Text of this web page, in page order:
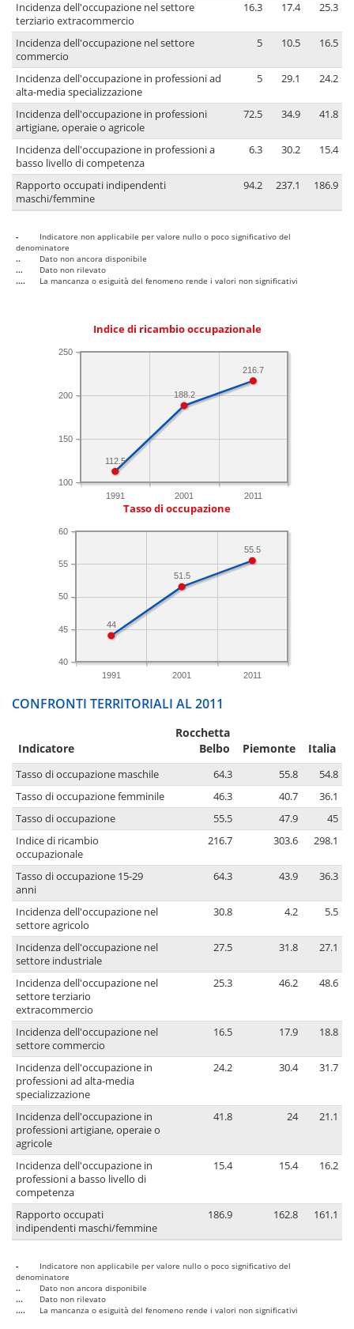
Incidenza dell'occupazione nel settore
terziario extracommercio
16.3 17.4 25.3
Incidenza dell'occupazione nel settore
commercio
5 10.5 16.5
Incidenza dell'occupazione in professioni ad
alta-media specializzazione
5 29.1 24.2
Incidenza dell'occupazione in professioni
artigiane, operaie o agricole
72.5 34.9 41.8
Incidenza dell'occupazione in professioni a
basso livello di competenza
6.3 30.2 15.4
Rapporto occupati indipendenti
maschi/femmine
94.2 237.1 186.9
-
Indicatore non applicabile per valore nullo o poco significativo del
denominatore
..
Dato non ancora disponibile
...
Dato non rilevato
....
La mancanza o esiguità del fenomeno rende i valori non significativi
Indice di ricambio occupazionale
1991 2001 2011
100
150
200
250
216.7
188.2
112.5
Tasso di occupazione
1991 2001 2011
40
45
50
55
60
55.5
51.5
44
CONFRONTI TERRITORIALI AL 2011
Indicatore
Rocchetta
Belbo
Piemonte Italia
Tasso di occupazione maschile 64.3 55.8
54.8
Tasso di occupazione femminile
46.3 40.7
36.1
Tasso di occupazione
55.5 47.9
45
Indice di ricambio
occupazionale
216.7 303.6 298.1
Tasso di occupazione 15-29
anni
64.3 43.9 36.3
Incidenza dell'occupazione nel
settore agricolo
30.8 4.2 5.5
Incidenza dell'occupazione nel
settore industriale
27.5 31.8 27.1
Incidenza dell'occupazione nel
settore terziario
extracommercio
25.3 46.2 48.6
Incidenza dell'occupazione nel
settore commercio
16.5 17.9 18.8
Incidenza dell'occupazione in
professioni ad alta-media
specializzazione
24.2 30.4 31.7
Incidenza dell'occupazione in
professioni artigiane, operaie o
agricole
41.8 24 21.1
Incidenza dell'occupazione in
professioni a basso livello di
competenza
15.4 15.4 16.2
Rapporto occupati
indipendenti maschi/femmine
186.9 162.8 161.1
-
Indicatore non applicabile per valore nullo o poco significativo del
denominatore
..
Dato non ancora disponibile
...
Dato non rilevato
....
La mancanza o esiguità del fenomeno rende i valori non significativi